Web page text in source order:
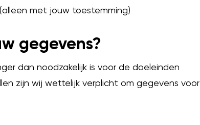
met jouw toestemming)
gegevens?
dan noodzakelijk is voor de doeleinden
zijn wij wettelijk verplicht om gegevens voor